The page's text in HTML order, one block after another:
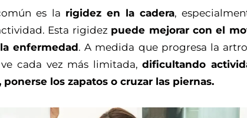
es la rigidez en la cadera,
Esta rigidez puede mejorar con el
enfermedad. A medida que progresa la
cada vez más limitada,dificultando
ponerse los zapatos o cruzar las piernas.